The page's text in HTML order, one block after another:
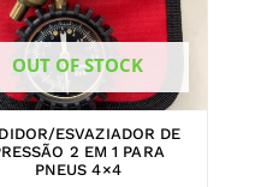
OUT OF STOCK
ESVAZIADOR DE
2 EM 1 PARA
PNEUS 4×4